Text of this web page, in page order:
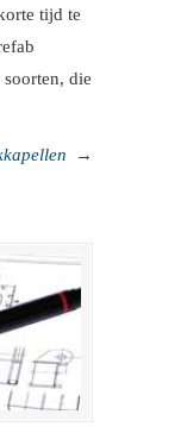
tijd te
die
→